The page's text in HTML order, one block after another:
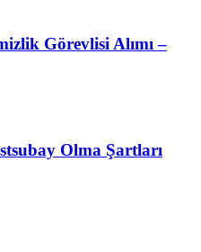
Görevlisi Alımı –
Olma Şartları